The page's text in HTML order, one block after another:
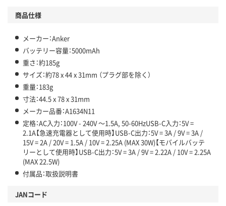
商品仕様
メーカー：Anker
バッテリー容量：5000mAh
重さ：約185g
サイズ：約78 x 44 x 31mm （プラグ部を除く）
重量：183g
寸法：44.5 x 78 x 31mm
メーカー品番：A1634N11
定格：AC入力：100V - 240V ～1.5A, 50-60HzUSB-C入力：5V =
2.1A【急速充電器として使用時】USB-C出力：5V = 3A / 9V = 3A /
15V = 2A / 20V = 1.5A / 10V = 2.25A (MAX 30W)【モバイルバッテ
リーとして使用時】USB-C出力：5V = 3A / 9V = 2.22A / 10V = 2.25A
(MAX 22.5W)
付属品：取扱説明書
JANコード